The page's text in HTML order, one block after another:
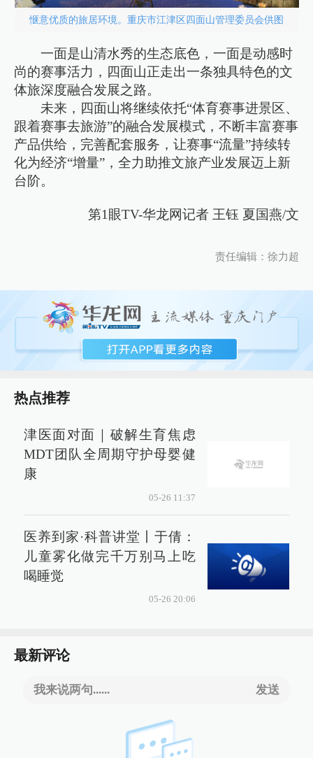
惬意优质的旅居环境。重庆市江津区四面山管理委员会供图
一面是山清水秀的生态底色，一面是动感时
尚的赛事活力，四面山正走出一条独具特色的文
体旅深度融合发展之路。
未来，四面山将继续依托“体育赛事进景区、
跟着赛事去旅游”的融合发展模式，不断丰富赛事
产品供给，完善配套服务，让赛事“流量”持续转
化为经济“增量”，全力助推文旅产业发展迈上新
台阶。
第1眼TV-华龙网记者 王钰 夏国燕/文
责任编辑：徐力超
热点推荐
津医面对面｜破解生育焦虑
MDT团队全周期守护母婴健
康
05-26 11:37
医养到家·科普讲堂丨于倩：
儿童雾化做完千万别马上吃
喝睡觉
05-26 20:06
最新评论
我来说两句...... 发送